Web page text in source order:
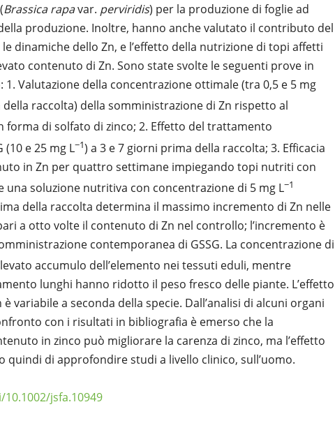
Brassica rapavar. perviridis) per la produzione di foglie ad
produzione. Inoltre, hanno anche valutato il contributo del
dinamiche dello Zn, e l’effetto della nutrizione di topi affetti
contenuto di Zn. Sono state svolte le seguenti prove in
Valutazione della concentrazione ottimale (tra 0,5 e 5 mg
raccolta) della somministrazione di Zn rispetto al
forma di solfato di zinco; 2. Effetto del trattamento
(10 e 25 mg L−1) a 3 e 7 giorni prima della raccolta; 3. Efficacia
in Zn per quattro settimane impiegando topi nutriti con
soluzione nutritiva con concentrazione di 5 mg L−1
della raccolta determina il massimo incremento di Zn nelle
a otto volte il contenuto di Zn nel controllo; l’incremento è
contemporanea di GSSG. La concentrazione di
accumulo dell’elemento nei tessuti eduli, mentre
lunghi hanno ridotto il peso fresco delle piante. L’effetto
variabile a seconda della specie. Dall’analisi di alcuni organi
con i risultati in bibliografia è emerso che la
in zinco può migliorare la carenza di zinco, ma l’effetto
quindi di approfondire studi a livello clinico, sull’uomo.
jsfa.10949